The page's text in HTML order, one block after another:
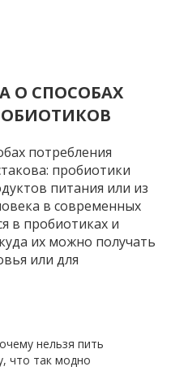
состояний. По
научных
и
…Пробиотики
тревоги:
61,1%
пробиотических
штаммов
влияют
на
О СПОСОБАХ
потребления
пробиотики
питания или из
в современных
в пробиотиках и
их можно получать
или для
диетолог Ольга
совета